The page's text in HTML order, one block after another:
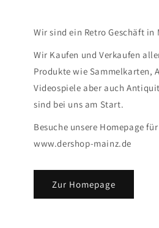
Wir sind ein Retro Geschäft in
Wir Kaufen und Verkaufen
Produkte wie Sammelkarten,
Videospiele aber auch
sind bei uns am Start.
Besuche unsere Homepage
www.dershop-mainz.de
Zur Homepage